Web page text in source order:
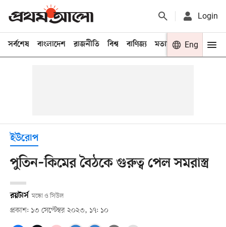
Login
সর্বশেষ বাংলাদেশ রাজনীতি বিশ্ব বাণিজ্য মতামত খেলা
Eng
ইউরোপ
পুতিন–কিমের বৈঠকে গুরুত্ব পেল সমরাস্ত্র
রয়টার্স মস্কো ও সিউল
প্রকাশ: ১৩ সেপ্টেম্বর ২০২৩, ১৭: ১০